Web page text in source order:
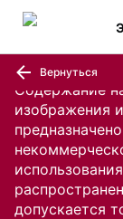
Содержание
изображения
допускается
Вернуться